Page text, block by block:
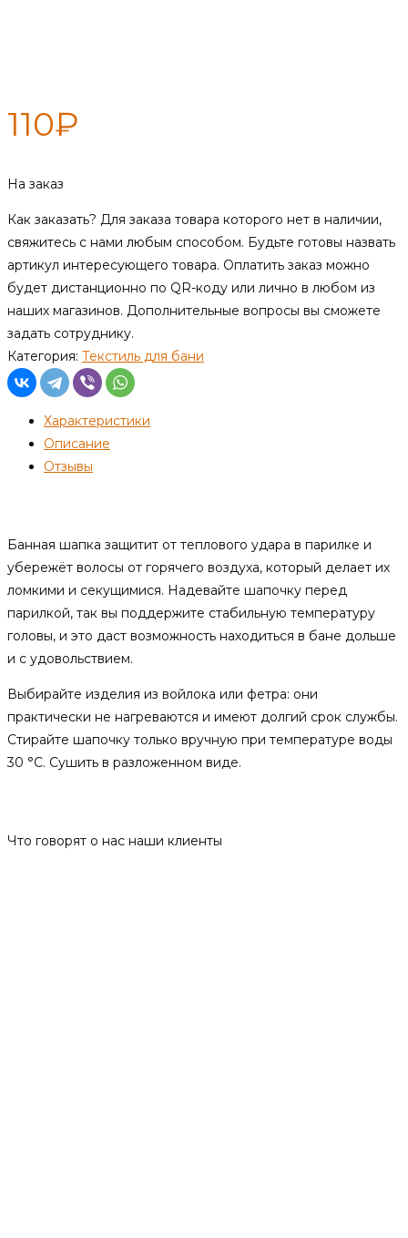
110₽
На заказ
Как заказать? Для заказа товара которого нет в наличии,
свяжитесь с нами любым способом. Будьте готовы назвать
артикул интересующего товара. Оплатить заказ можно
будет дистанционно по QR-коду или лично в любом из
наших магазинов. Дополнительные вопросы вы сможете
задать сотруднику.
Категория: Текстиль для бани
Характеристики
Описание
Отзывы
Банная шапка защитит от теплового удара в парилке и
убережёт волосы от горячего воздуха, который делает их
ломкими и секущимися. Надевайте шапочку перед
парилкой, так вы поддержите стабильную температуру
головы, и это даст возможность находиться в бане дольше
и с удовольствием.
Выбирайте изделия из войлока или фетра: они
практически не нагреваются и имеют долгий срок службы.
Стирайте шапочку только вручную при температуре воды
30 °C. Сушить в разложенном виде.
Что говорят о нас наши клиенты